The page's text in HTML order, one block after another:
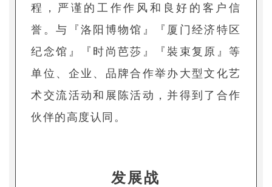
程，严谨的工作作风和良好的客户信
誉。与『洛阳博物馆』『厦门经济特区
纪念馆』『时尚芭莎』『裝束复原』等
单位、企业、品牌合作举办大型文化艺
术交流活动和展陈活动，并得到了合作
伙伴的高度认同。
发展战